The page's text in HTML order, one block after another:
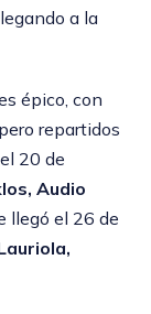
a la
épico, con
repartidos
20 de
Audio
llegó el 26 de